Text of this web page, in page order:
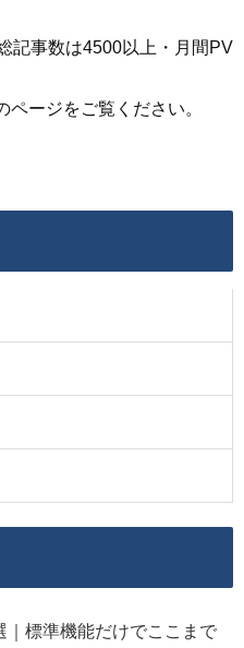
記事数は4500以上・月間PV
ージをご覧ください。
標準機能だけでここまで